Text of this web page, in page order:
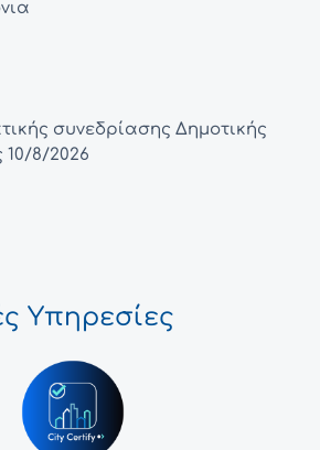
συνεδρίασης Δημοτικής
10/8/2026
Υπηρεσίες